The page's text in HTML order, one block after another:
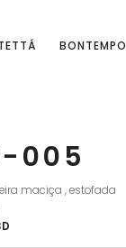
BONTEMPO
005
maciça , estofada